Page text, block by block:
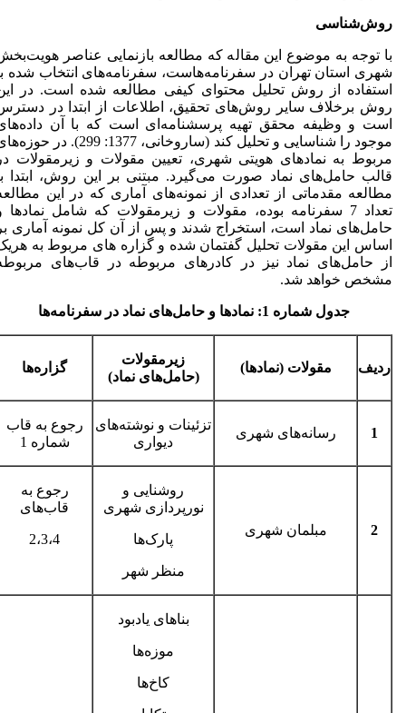
روششناسی
با توجه به موضوع این مقاله که مطالعه بازنمایی عناصر
شهری استان تهران در سفرنامه‌هاست، سفرنامه‌های انتخاب شده
استفاده از روش تحلیل محتوای کیفی مطالعه شده است. در
روش برخلاف سایر روش‌های تحقیق، اطلاعات از ابتدا در
است و وظیفه محقق تهیه پرسشنامه‌ای است که با آن
موجود را شناسایی و تحلیل کند (ساروخانی، 1377: 299). در
مربوط به نمادهای هویتی شهری، تعیین مقولات و زیرمقولات
قالب حامل‌های نماد صورت می‌گیرد. مبتنی بر این روش، ابتدا
مطالعه مقدماتی از تعدادی از نمونه‌های آماری که در این
تعداد 7 سفرنامه بوده، مقولات و زیرمقولات که شامل نمادها
حامل‌های نماد است، استخراج شدند و پس از آن کل نمونه آماری
اساس این مقولات تحلیل گفتمان شده و گزاره های مربوط به
از حامل‌های نماد نیز در کادرهای مربوطه در قاب‌های
مشخص خواهد شد.
جدول شماره 1: نمادها و حامل‌های نماد در سفرنامه‌ها
ردیف مقولات (نمادها)
زیرمقولات
(حاملهای نماد)
گزارهها
1 رسانه‌های شهری
تزئینات و نوشته‌های
دیواری
رجوع به قاب
شماره 1
2 مبلمان شهری
روشنایی و
نورپردازی شهری
پارک‌ها
منظر شهر
رجوع به
قاب‌های
2،3،4
بناهای یادبود
موزه‌ها
کاخ‌ها